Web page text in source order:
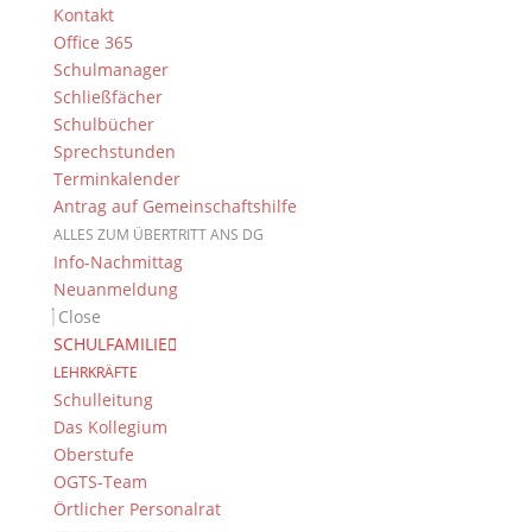
Kontakt
Office 365
Schulmanager
Schließfächer
Schulbücher
Sprechstunden
Terminkalender
Antrag auf Gemeinschaftshilfe
ALLES ZUM ÜBERTRITT ANS DG
Info-Nachmittag
Neuanmeldung
Close
SCHULFAMILIE
LEHRKRÄFTE
Schulleitung
Das Kollegium
Oberstufe
OGTS-Team
Örtlicher Personalrat
Fleischhauer (7a), T. Grünberger (7f)
Suche
Newsarchiv
Newsarchiv
Das DG
Dientzenhofer-Gymnasium Bamberg
Feldkirchenstr. 20-22
96052 Bamberg